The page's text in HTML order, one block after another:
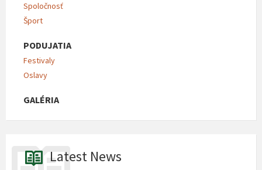
Spoločnosť
Šport
PODUJATIA
Festivaly
Oslavy
GALÉRIA
Latest News